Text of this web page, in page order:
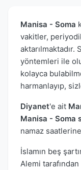
Manisa - Soma
vakitler,
yöntemleri ile
kolayca
harmanlayıp,
Diyanet'e ait
Manisa - Soma
namaz
İslamın beş
Alemi